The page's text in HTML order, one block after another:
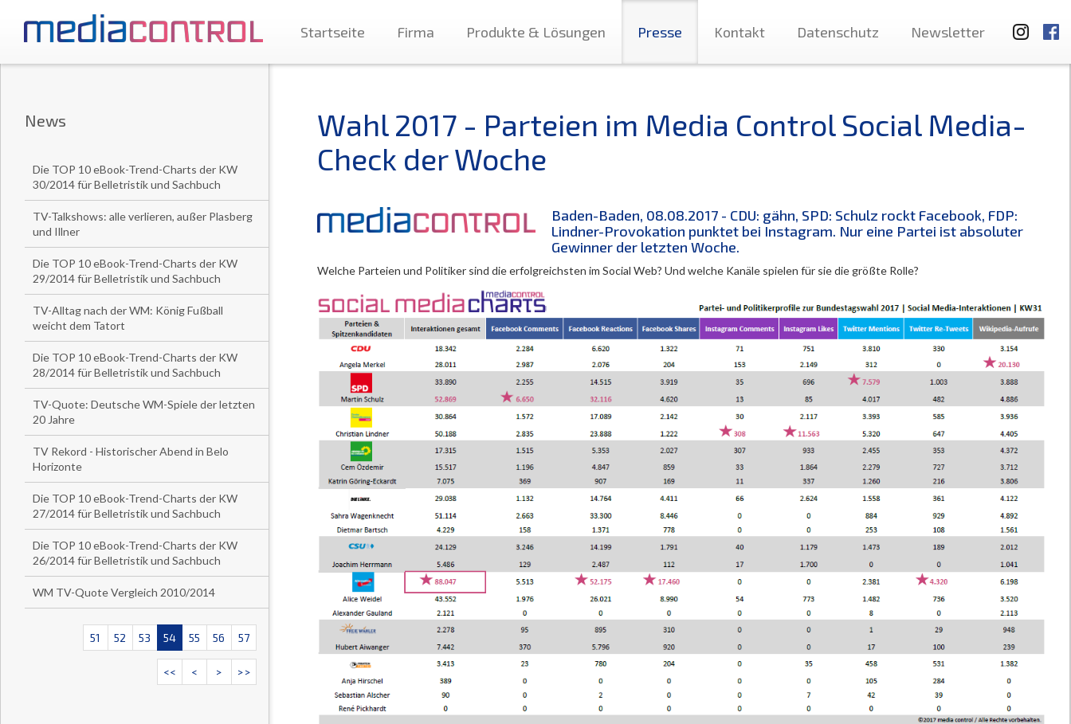
Startseite Firma Produkte & Lösungen Presse Kontakt Datenschutz Newsletter
News
Die TOP 10 eBook-Trend-Charts der KW
30/2014 für Belletristik und Sachbuch
TV-Talkshows: alle verlieren, außer Plasberg
und Illner
Die TOP 10 eBook-Trend-Charts der KW
29/2014 für Belletristik und Sachbuch
TV-Alltag nach der WM: König Fußball
weicht dem Tatort
Die TOP 10 eBook-Trend-Charts der KW
28/2014 für Belletristik und Sachbuch
TV-Quote: Deutsche WM-Spiele der letzten
20 Jahre
TV Rekord - Historischer Abend in Belo
Horizonte
Die TOP 10 eBook-Trend-Charts der KW
27/2014 für Belletristik und Sachbuch
Die TOP 10 eBook-Trend-Charts der KW
26/2014 für Belletristik und Sachbuch
WM TV-Quote Vergleich 2010/2014
51 52 53 54 55 56 57
<< < > >>
Wahl 2017 - Parteien im Media Control Social Media-
Check der Woche
Baden-Baden, 08.08.2017 - CDU: gähn, SPD: Schulz rockt Facebook, FDP:
Lindner-Provokation punktet bei Instagram. Nur eine Partei ist absoluter
Gewinner der letzten Woche.
Welche Parteien und Politiker sind die erfolgreichsten im Social Web? Und welche Kanäle spielen für sie die größte Rolle?